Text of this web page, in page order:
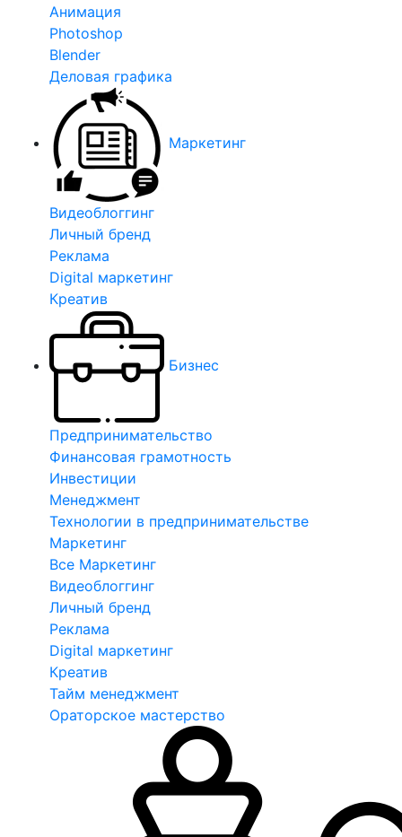
Анимация
Photoshop
Blender
Деловая графика
Маркетинг
Видеоблоггинг
Личный бренд
Реклама
Digital маркетинг
Креатив
Бизнес
Предпринимательство
Финансовая грамотность
Инвестиции
Менеджмент
Технологии в предпринимательстве
Маркетинг
Все Маркетинг
Видеоблоггинг
Личный бренд
Реклама
Digital маркетинг
Креатив
Тайм менеджмент
Ораторское мастерство